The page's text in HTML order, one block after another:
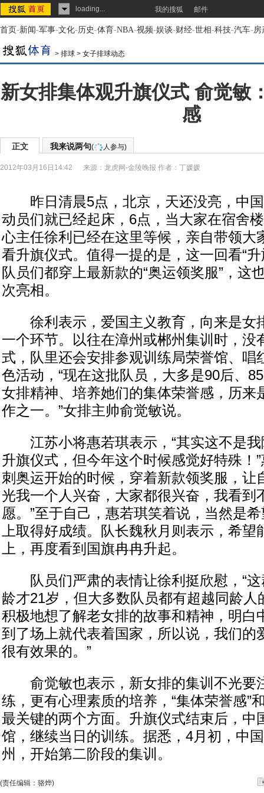
loading... 我的搜狐 邮件
首页-新闻-军事-文化-历史-体育-NBA-视频-娱谈-财经-世相-科技-汽车-房
> 排球 > 女子排球动态
新女排集体观升旗仪式 俞觉敏
感
正文 我来说两句( 人参与)
2012年03月16日14:42 来源： 龙虎网-金陵晚报 作者：丁媛媛
昨日清晨5点，北京，天还没亮，中国
动员们就已经起床，6点，当大家在宿舍
心主任徐利已经在这里等候，亲自带领大
看升旗仪式。值得一提的是，这一回看“
队员们都穿上最新款的“奥运领奖服”，这
次亮相。
徐利表示，爱国主义教育，向来是女
一个环节。以往在漳州或郴州集训时，没
式，队里还会安排参观训练局荣誉馆、唱
色活动，“现在这批队员，大多是90后、
女排精神、培养她们的集体荣誉感，历来
作之一。”女排主帅俞觉敏说。
江苏小将惠若琪表示，“其实这不是我
升旗仪式，但今年这个时候感觉好特殊！
刺奥运开始的时候，穿着新款领奖服，让
光我一个人兴奋，大家都很兴奋，我看到
愿。”至于自己，惠若琪笑着说，当然是
上取得好成绩。队长魏秋月则表示，希望
上，再度看到国旗冉冉升起。
队员们严肃的表情让徐利挺欣慰，“这
龄才21岁，但大多数队员都有超越同龄人
积极地想了解老女排的故事和精神，明白
到了场上就代表着国家，所以说，我们的
很有效果的。”
俞觉敏也表示，新女排的集训不光要
练，更有心理素质的培养，“集体荣誉感”
最关键的两个方面。升旗仪式结束后，中
馆，继续当日的训练。据悉，4月初，中
州，开始第二阶段的集训。
(责任编辑：骆烨)